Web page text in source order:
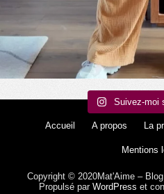
Suivez-moi
Accueil A propos La
Mentions
Copyright © 2020Mat'Aime –
Propulsé par WordPress et